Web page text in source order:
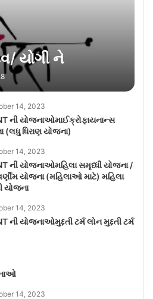
યોગી ને
14, 2023
ની યોજનાઓમાઈક્રોફાયનાન્સ
(લધુ ધિરાણ યોજના)
14, 2023
ની યોજનાઓમહિલા સમૃધ્ધી યોજના /
યોજના (મહિલાઓ માટે) મહિલા
યોજના
14, 2023
ની યોજનાઓમુદ્દતી ટર્મ લોન મુદ્દતી ટર્મ
14, 2023